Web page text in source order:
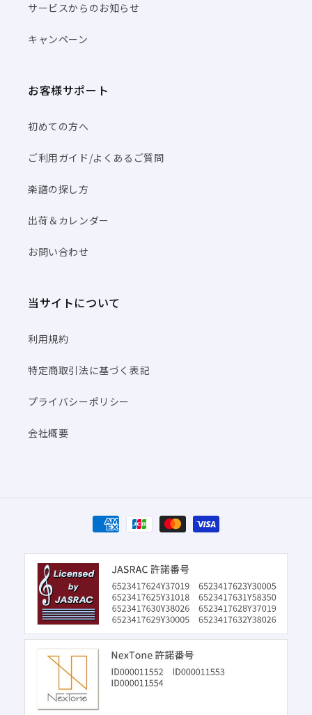
サービスからのお知らせ
キャンペーン
お客様サポート
初めての方へ
ご利用ガイド/よくあるご質問
楽譜の探し方
出荷＆カレンダー
お問い合わせ
当サイトについて
利用規約
特定商取引法に基づく表記
プライバシーポリシー
会社概要
決
済
方
法